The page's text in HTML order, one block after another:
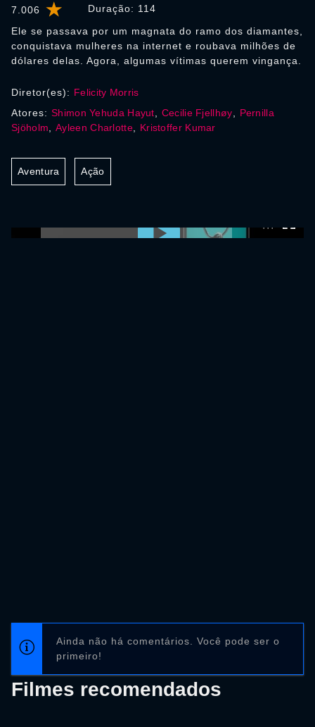
7.006 Duração: 114
Ele se passava por um magnata do ramo dos diamantes,
conquistava mulheres na internet e roubava milhões de
dólares delas. Agora, algumas vítimas querem vingança.
Diretor(es): Felicity Morris
Atores: Shimon Yehuda Hayut Cecilie Fjellhøy
Pernilla
Sjöholm ,Ayleen Charlotte, Kristoffer Kumar
Aventura Ação
Ainda não há comentários. Você pode ser o
primeiro!
Filmes recomendados